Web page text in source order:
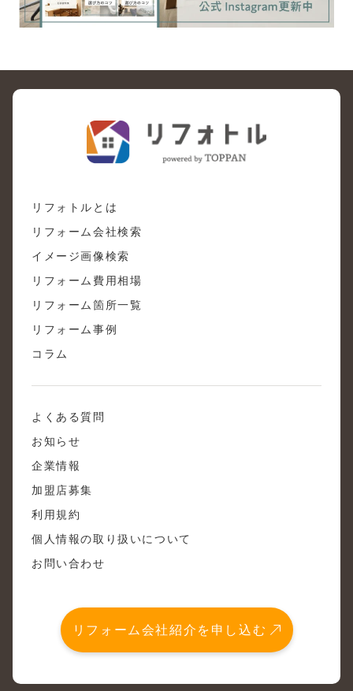
リフォトルとは
リフォーム会社検索
イメージ画像検索
リフォーム費用相場
リフォーム箇所一覧
リフォーム事例
コラム
よくある質問
お知らせ
企業情報
加盟店募集
利用規約
個人情報の取り扱いについて
お問い合わせ
リフォーム会社紹介を申し込む